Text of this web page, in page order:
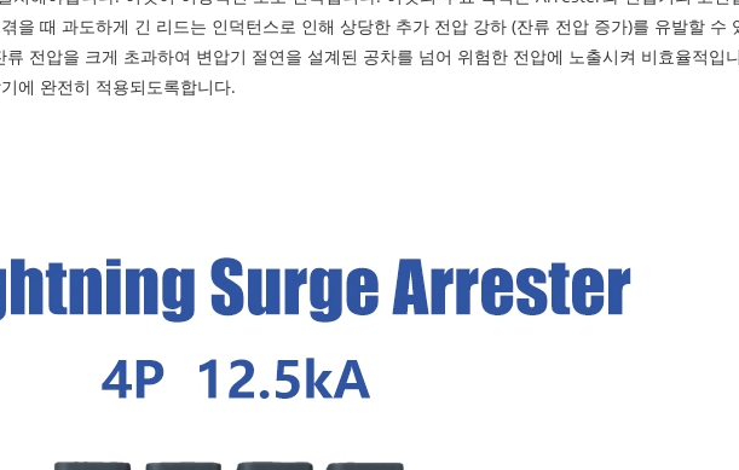
을 때 과도하게 긴 리드는 인덕턴스로 인해 상당한 추가 전압 강하 (잔류 전압 증가)를 유발할 수
전압을 크게 초과하여 변압기 절연을 설계된 공차를 넘어 위험한 전압에 노출시켜 비효율적
에 완전히 적용되도록합니다.